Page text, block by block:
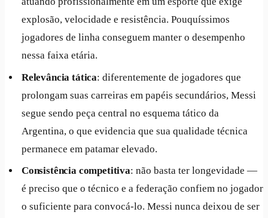
explosão, velocidade e resistência. Pouquíssimos
jogadores de linha conseguem manter o desempenho
nessa faixa etária.
Relevância tática: diferentemente de jogadores que
prolongam suas carreiras em papéis secundários, Messi
segue sendo peça central no esquema tático da
Argentina, o que evidencia que sua qualidade técnica
permanece em patamar elevado.
Consistência competitiva: não basta ter longevidade —
é preciso que o técnico e a federação confiem no jogador
o suficiente para convocá-lo. Messi nunca deixou de ser